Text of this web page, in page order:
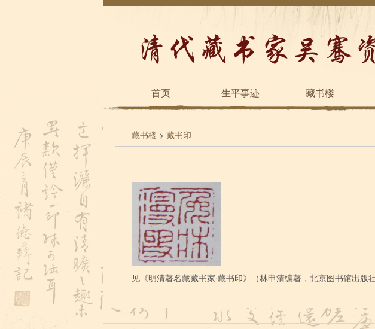
首页 生平事迹 藏书楼
藏书楼 > 藏书印
见《明清著名藏藏书家·藏书印》（林申清编著，北京图书馆出版